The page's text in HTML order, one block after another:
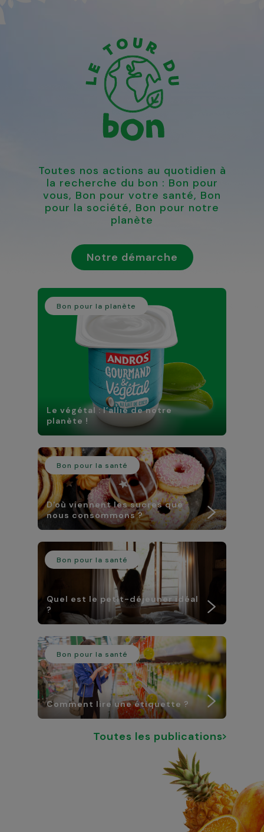
Toutes nos actions au quotidien à
la recherche du bon : Bon pour
vous, Bon pour votre santé, Bon
pour la société, Bon pour notre
planète
Notre démarche
Bon pour la planète
Le végétal : l’allié de notre
planète !
Bon pour la santé
D'où viennent les sucres que
nous consommons ?
Bon pour la santé
Quel est le petit-déjeuner idéal
?
Bon pour la santé
Comment lire une étiquette ?
Toutes les publications